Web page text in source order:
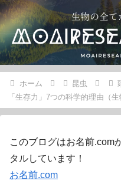
ホーム 昆虫
「生存力」7つの科学的理由（生
このブログはお名前.com
タルしています！
お名前.com